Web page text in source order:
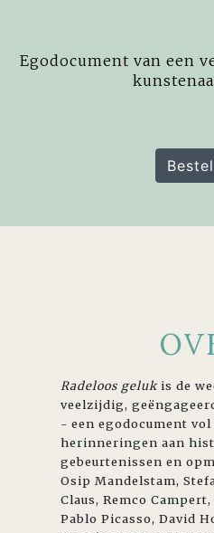
Egodocument van een
Radeloos gelukis de
veelzijdig,
- een egodocument vol
herinneringen aan
gebeurtenissen en
Osip Mandelstam,
Claus, Remco
Pablo Picasso, David